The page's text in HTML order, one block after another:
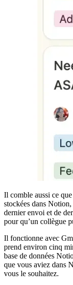
Il comble aussi ce
stockées dans
dernier envoi et de
pour qu’un collègue
Il fonctionne avec
prend environ cinq
base de données
que vous aviez dans
vous le souhaitez.